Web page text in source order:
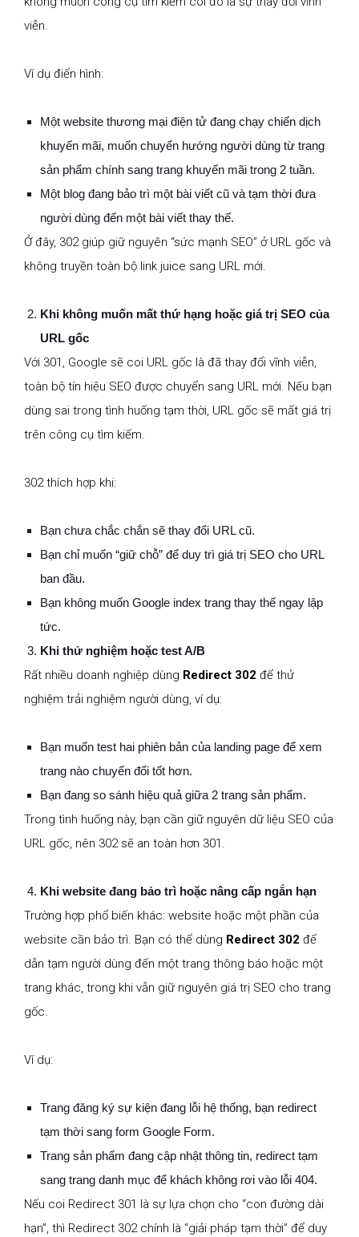
viễn.
Ví dụ điển hình:
Một website thương mại điện tử đang chạy chiến dịch
khuyến mãi, muốn chuyển hướng người dùng từ trang
sản phẩm chính sang trang khuyến mãi trong 2 tuần.
Một blog đang bảo trì một bài viết cũ và tạm thời đưa
người dùng đến một bài viết thay thế.
Ở đây, 302 giúp giữ nguyên “sức mạnh SEO” ở URL gốc và
không truyền toàn bộ link juice sang URL mới.
Khi không muốn mất thứ hạng hoặc giá trị SEO của
URL gốc
Với 301, Google sẽ coi URL gốc là đã thay đổi vĩnh viễn,
toàn bộ tín hiệu SEO được chuyển sang URL mới. Nếu bạn
dùng sai trong tình huống tạm thời, URL gốc sẽ mất giá trị
trên công cụ tìm kiếm.
302 thích hợp khi:
Bạn chưa chắc chắn sẽ thay đổi URL cũ.
Bạn chỉ muốn “giữ chỗ” để duy trì giá trị SEO cho URL
ban đầu.
Bạn không muốn Google index trang thay thế ngay lập
tức.
Khi thử nghiệm hoặc test A/B
Rất nhiều doanh nghiệp dùng Redirect 302 để thử
nghiệm trải nghiệm người dùng, ví dụ:
Bạn muốn test hai phiên bản của landing page để xem
trang nào chuyển đổi tốt hơn.
Bạn đang so sánh hiệu quả giữa 2 trang sản phẩm.
Trong tình huống này, bạn cần giữ nguyên dữ liệu SEO của
URL gốc, nên 302 sẽ an toàn hơn 301.
Khi website đang bảo trì hoặc nâng cấp ngắn hạn
Trường hợp phổ biến khác: website hoặc một phần của
website cần bảo trì. Bạn có thể dùng Redirect 302 để
dẫn tạm người dùng đến một trang thông báo hoặc một
trang khác, trong khi vẫn giữ nguyên giá trị SEO cho trang
gốc.
Ví dụ:
Trang đăng ký sự kiện đang lỗi hệ thống, bạn redirect
tạm thời sang form Google Form.
Trang sản phẩm đang cập nhật thông tin, redirect tạm
sang trang danh mục để khách không rơi vào lỗi 404.
Nếu coi Redirect 301 là sự lựa chọn cho “con đường dài
hạn”, thì Redirect 302 chính là “giải pháp tạm thời” để duy